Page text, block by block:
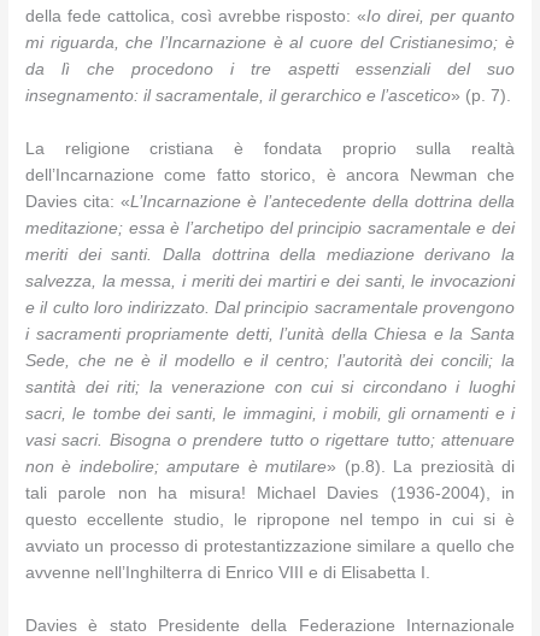
della fede cattolica, così avrebbe risposto: «Io direi, per quanto
mi riguarda, che l’Incarnazione è al cuore del Cristianesimo; è
da lì che procedono i tre aspetti essenziali del suo
insegnamento: il sacramentale, il gerarchico e l’ascetico» (p. 7).
La religione cristiana è fondata proprio sulla realtà
dell’Incarnazione come fatto storico, è ancora Newman che
Davies cita: «L’Incarnazione è l’antecedente della dottrina della
meditazione; essa è l’archetipo del principio sacramentale e dei
meriti dei santi. Dalla dottrina della mediazione derivano la
salvezza, la messa, i meriti dei martiri e dei santi, le invocazioni
e il culto loro indirizzato. Dal principio sacramentale provengono
i sacramenti propriamente detti, l’unità della Chiesa e la Santa
Sede, che ne è il modello e il centro; l’autorità dei concili; la
santità dei riti; la venerazione con cui si circondano i luoghi
sacri, le tombe dei santi, le immagini, i mobili, gli ornamenti e i
vasi sacri. Bisogna o prendere tutto o rigettare tutto; attenuare
non è indebolire; amputare è mutilare» (p.8). La preziosità di
tali parole non ha misura! Michael Davies (1936-2004), in
questo eccellente studio, le ripropone nel tempo in cui si è
avviato un processo di protestantizzazione similare a quello che
avvenne nell’Inghilterra di Enrico VIII e di Elisabetta I.
Davies è stato Presidente della Federazione Internazionale